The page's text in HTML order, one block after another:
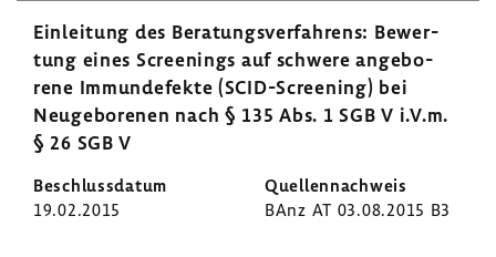
Einlei­tung des Bera­tungs­ver­fah­rens: Bewer­
tung eines Scree­nings auf schwere ange­bo­
rene Immun­de­fekte (SCID-​Screening) bei
Neuge­bo­renen nach § 135 Abs. 1 SGB V i.V.m.
§ 26 SGB V
19.02.2015 BAnz AT 03.08.2015 B3